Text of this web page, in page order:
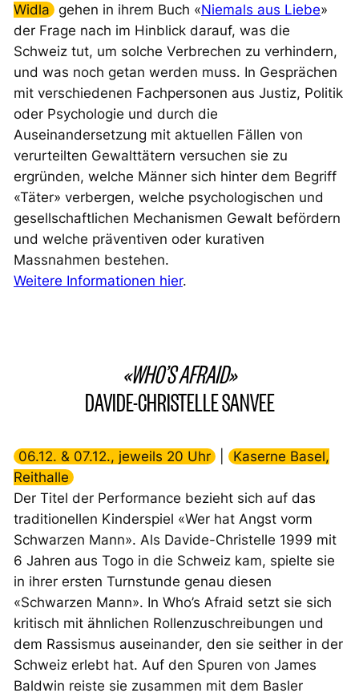
Widla gehen in ihrem Buch «Niemals aus Liebe»
der Frage nach im Hinblick darauf, was die
Schweiz tut, um solche Verbrechen zu verhindern,
und was noch getan werden muss. In Gesprächen
mit verschiedenen Fachpersonen aus Justiz, Politik
oder Psychologie und durch die
Auseinandersetzung mit aktuellen Fällen von
verurteilten Gewalttätern versuchen sie zu
ergründen, welche Männer sich hinter dem Begriff
«Täter» verbergen, welche psychologischen und
gesellschaftlichen Mechanismen Gewalt befördern
und welche präventiven oder kurativen
Massnahmen bestehen.
Weitere Informationen hier.
«WHO’S AFRAID»
DAVIDE-CHRISTELLE SANVEE
06.12. & 07.12., jeweils 20 Uhr |
Kaserne Basel,
Reithalle
Der Titel der Performance bezieht sich auf das
traditionellen Kinderspiel «Wer hat Angst vorm
Schwarzen Mann». Als Davide-Christelle 1999 mit
6 Jahren aus Togo in die Schweiz kam, spielte sie
in ihrer ersten Turnstunde genau diesen
«Schwarzen Mann». In Who’s Afraid setzt sie sich
kritisch mit ähnlichen Rollenzuschreibungen und
dem Rassismus auseinander, den sie seither in der
Schweiz erlebt hat. Auf den Spuren von James
Baldwin reiste sie zusammen mit dem Basler